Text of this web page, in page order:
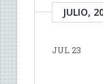
JULIO,
JUL 23